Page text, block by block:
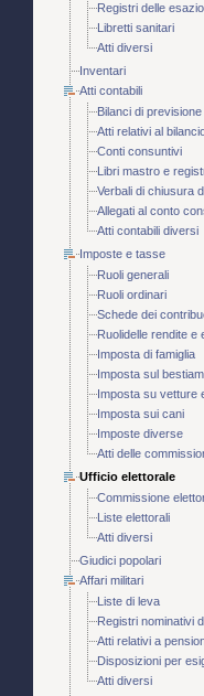
Registri delle
Libretti sanitari
Atti diversi
Inventari
Atti contabili
Bilanci di previsione
Atti relativi al
Conti consuntivi
Libri mastro e
Verbali di chiusura
Allegati al conto
Atti contabili diversi
Imposte e tasse
Ruoli generali
Ruoli ordinari
Schede dei
Ruolidelle rendite e
Imposta di famiglia
Imposta sul
Imposta su vetture
Imposta sui cani
Imposte diverse
Atti delle
Ufficio elettorale
Commissione
Liste elettorali
Atti diversi
Giudici popolari
Affari militari
Liste di leva
Registri nominativi
Atti relativi a
Disposizioni per
Atti diversi